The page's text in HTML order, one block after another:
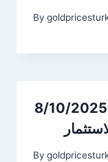
By
أسعار الذهب في ألمانيا اليوم 8/10/2025
By